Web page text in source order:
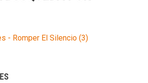
- Romper El Silencio (3)